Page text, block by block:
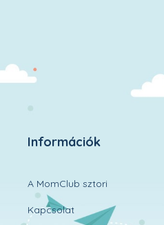
Információk
A MomClub sztori
Kapcsolat